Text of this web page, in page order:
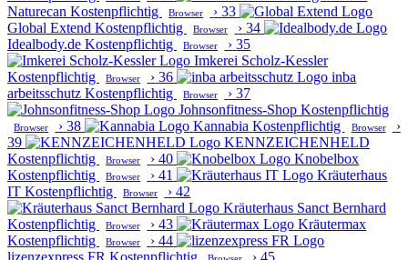
Naturecan Kostenpflichtig Browser › 33
Global Extend Kostenpflichtig Browser › 34
Idealbody.de Kostenpflichtig Browser › 35
Imkerei Scholz-Kessler
Kostenpflichtig
Browser › 36
inba
arbeitsschutz Kostenpflichtig Browser › 37
Johnsonfitness-Shop Kostenpflichtig
Browser › 38 Kannabia Kostenpflichtig Browser
›
39
KENNZEICHENHELD
Kostenpflichtig
Browser › 40
Knobelbox
Kostenpflichtig
Browser › 41
Kräuterhaus
IT Kostenpflichtig Browser › 42
Kräuterhaus Sanct Bernhard
Kostenpflichtig
Browser › 43
Kräutermax
Kostenpflichtig
Browser › 44
lizenzexpress FR Kostenpflichtig › 45